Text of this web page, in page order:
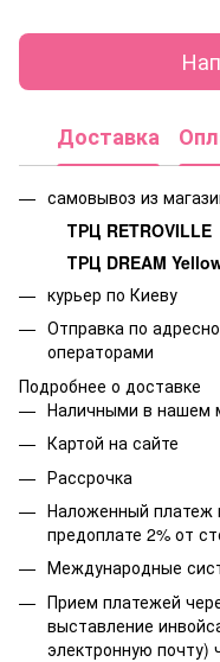
Доставка
самовывоз из
ТРЦ RETROVILLE
ТРЦ DREAM
курьер по Киеву
Отправка по
операторами
Подробнее о доставке
Наличными в нашем
Картой на сайте
Рассрочка
Наложенный платеж
предоплате 2% от
Международные
Прием платежей
выставление
электронную почту)